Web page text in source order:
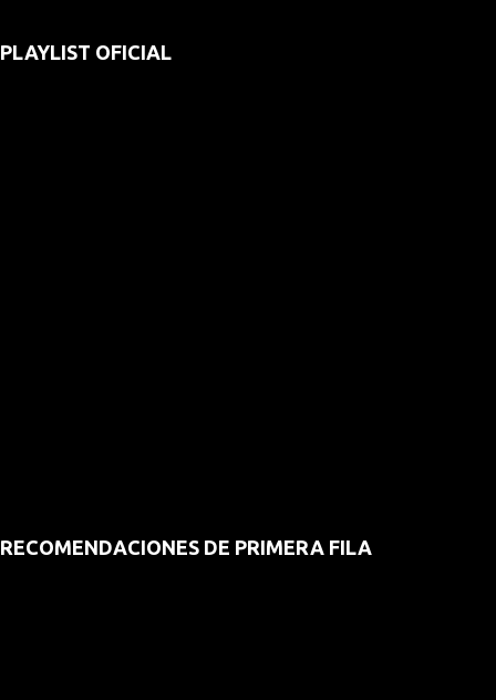
PLAYLIST OFICIAL
RECOMENDACIONES DE PRIMERA FILA